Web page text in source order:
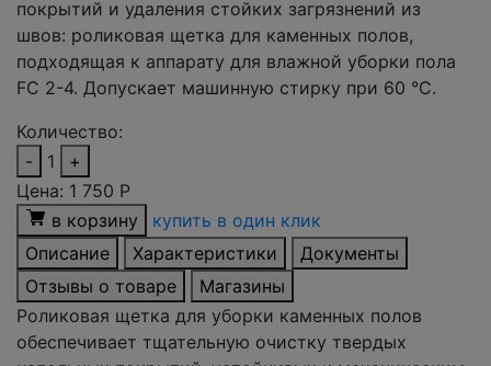
покрытий и удаления стойких загрязнений из
швов: роликовая щетка для каменных полов,
подходящая к аппарату для влажной уборки пола
FC 2-4. Допускает машинную стирку при 60 °C.
Количество:
-
1
+
Цена: 1 750 Р
в корзину
купить в один клик
Описание
Характеристики
Документы
Отзывы о товаре
Магазины
Роликовая щетка для уборки каменных полов
обеспечивает тщательную очистку твердых